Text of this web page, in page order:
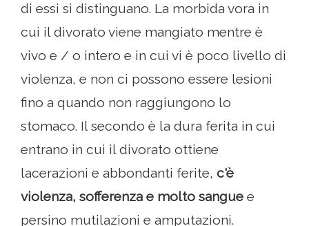
di essi si distinguano. La morbida vora in
cui il divorato viene mangiato mentre è
vivo e / o intero e in cui vi è poco livello di
violenza, e non ci possono essere lesioni
fino a quando non raggiungono lo
stomaco. Il secondo è la dura ferita in cui
entrano in cui il divorato ottiene
lacerazioni e abbondanti ferite, c'è
violenza, sofferenza e molto sangue e
persino mutilazioni e amputazioni.